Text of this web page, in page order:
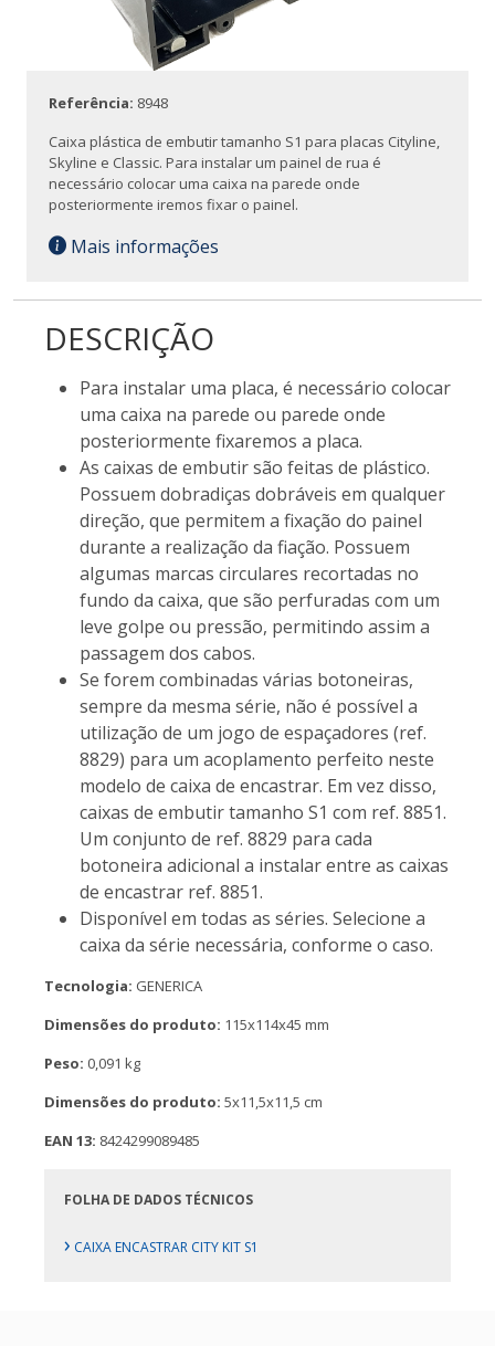
Referência: 8948
Caixa plástica de embutir tamanho S1 para placas Cityline,
Skyline e Classic. Para instalar um painel de rua é
necessário colocar uma caixa na parede onde
posteriormente iremos fixar o painel.
Mais informações
DESCRIÇÃO
Para instalar uma placa, é necessário colocar
uma caixa na parede ou parede onde
posteriormente fixaremos a placa.
As caixas de embutir são feitas de plástico.
Possuem dobradiças dobráveis em qualquer
direção, que permitem a fixação do painel
durante a realização da fiação. Possuem
algumas marcas circulares recortadas no
fundo da caixa, que são perfuradas com um
leve golpe ou pressão, permitindo assim a
passagem dos cabos.
Se forem combinadas várias botoneiras,
sempre da mesma série, não é possível a
utilização de um jogo de espaçadores (ref.
8829) para um acoplamento perfeito neste
modelo de caixa de encastrar. Em vez disso,
caixas de embutir tamanho S1 com ref. 8851.
Um conjunto de ref. 8829 para cada
botoneira adicional a instalar entre as caixas
de encastrar ref. 8851.
Disponível em todas as séries. Selecione a
caixa da série necessária, conforme o caso.
Tecnologia: GENERICA
Dimensões do produto: 115x114x45 mm
Peso: 0,091 kg
Dimensões do produto: 5x11,5x11,5 cm
EAN 13: 8424299089485
FOLHA DE DADOS TÉCNICOS
› CAIXA ENCASTRAR CITY KIT S1